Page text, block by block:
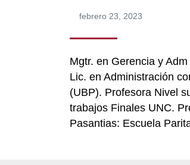
febrero 23, 2023
Mgtr. en Gerencia y
Lic. en Administración
(UBP). Profesora Nivel
trabajos Finales UNC.
Pasantias: Escuela